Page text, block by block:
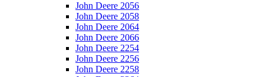
John Deere 2056
John Deere 2058
John Deere 2064
John Deere 2066
John Deere 2254
John Deere 2256
John Deere 2258